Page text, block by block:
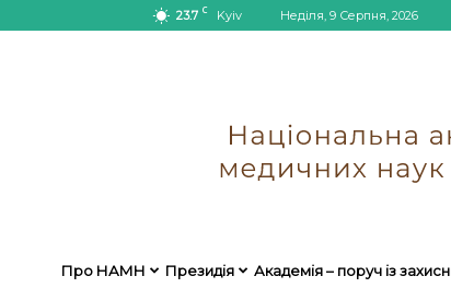
23.7 C Kyiv Неділя, 9 Серпня, 2026
Про НАМН Президія Академія – поруч із